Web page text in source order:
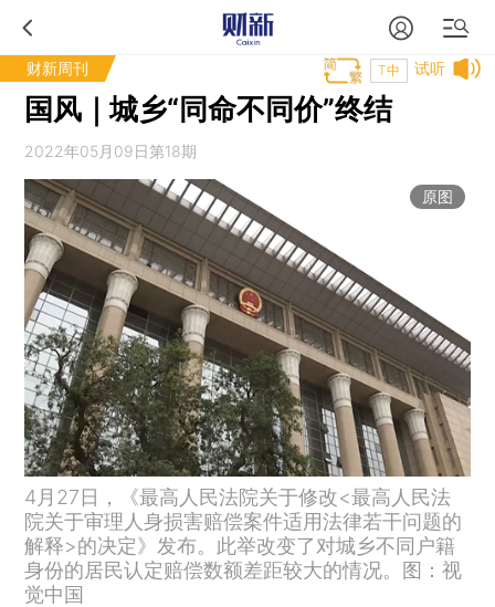
财新周刊 试听
T中
国风｜城乡“同命不同价”终结
2022年05月09日第18期
原图
4月27日，《最高人民法院关于修改<最高人民法
院关于审理人身损害赔偿案件适用法律若干问题的
解释>的决定》发布。此举改变了对城乡不同户籍
身份的居民认定赔偿数额差距较大的情况。图：视
觉中国